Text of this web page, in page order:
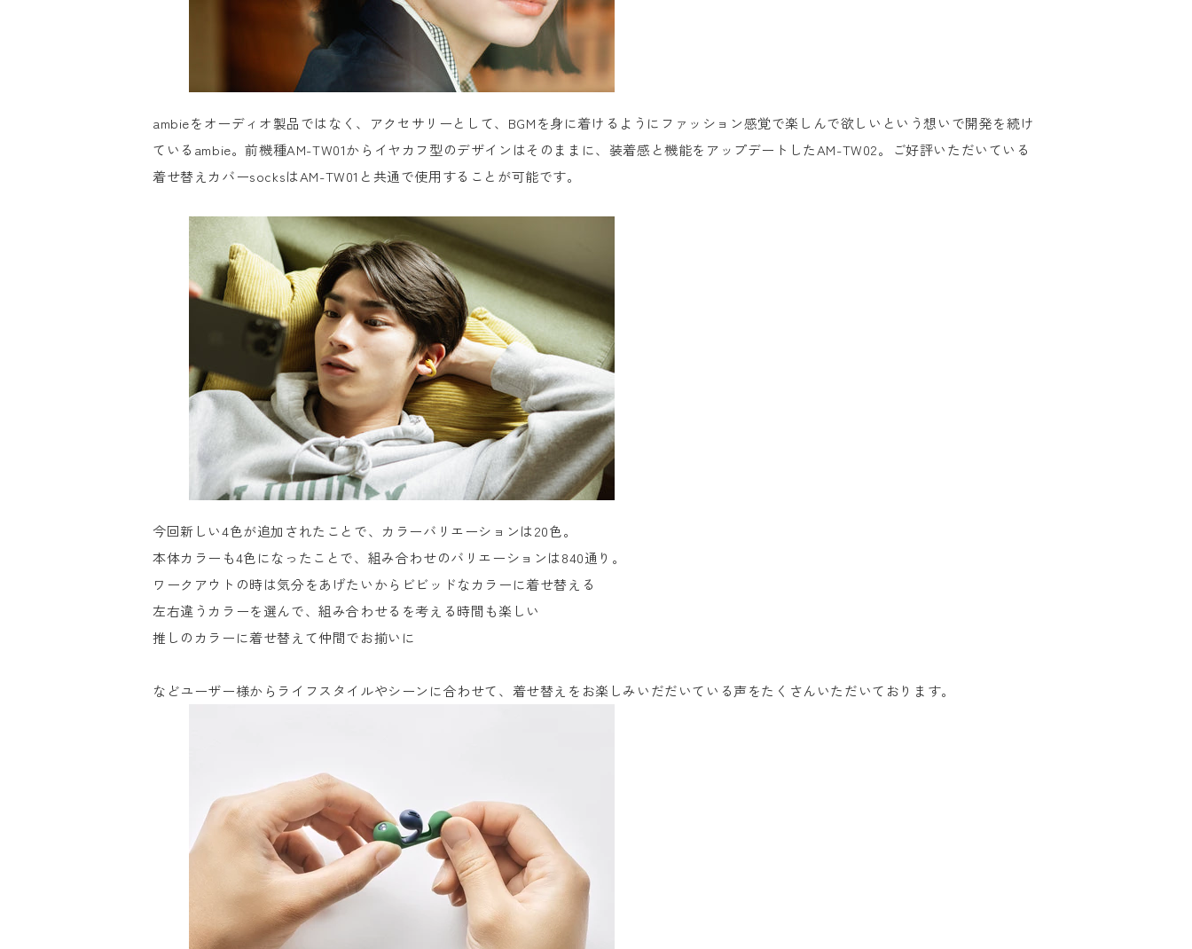
ambieをオーディオ製品ではなく、アクセサリーとして、BGMを身に着けるようにファッション感覚で楽しんで欲しいという想いで開発を続け
ているambie。前機種AM-TW01からイヤカフ型のデザインはそのままに、装着感と機能をアップデートしたAM-TW02。ご好評いただいている
着せ替えカバーsocksはAM-TW01と共通で使用することが可能です。
今回新しい4色が追加されたことで、カラーバリエーションは20色。
本体カラーも4色になったことで、組み合わせのバリエーションは840通り。
ワークアウトの時は気分をあげたいからビビッドなカラーに着せ替える
左右違うカラーを選んで、組み合わせるを考える時間も楽しい
推しのカラーに着せ替えて仲間でお揃いに
などユーザー様からライフスタイルやシーンに合わせて、着せ替えをお楽しみいだだいている声をたくさんいただいております。